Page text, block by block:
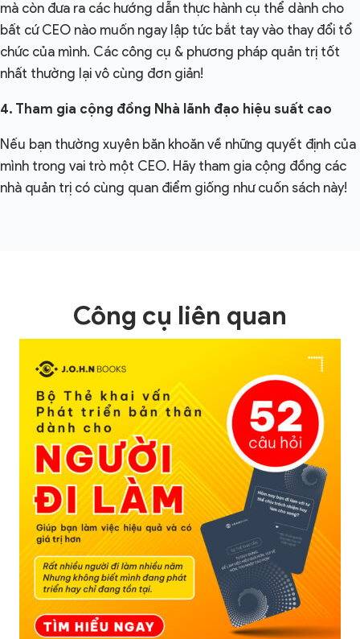
mà còn đưa ra các hướng dẫn thực hành cụ thể dành cho
bất cứ CEO nào muốn ngay lập tức bắt tay vào thay đổi tổ
chức của mình. Các công cụ & phương pháp quản trị tốt
nhất thường lại vô cùng đơn giản!
4. Tham gia cộng đồng Nhà lãnh đạo hiệu suất cao
Nếu bạn thường xuyên băn khoăn về những quyết định của
mình trong vai trò một CEO. Hãy tham gia cộng đồng các
nhà quản trị có cùng quan điểm giống như cuốn sách này!
Công cụ liên quan